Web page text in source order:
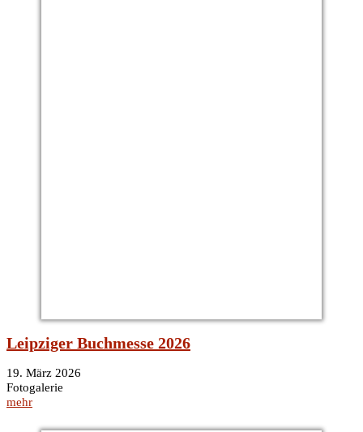
Leipziger Buchmesse 2026
19. März 2026
Fotogalerie
mehr